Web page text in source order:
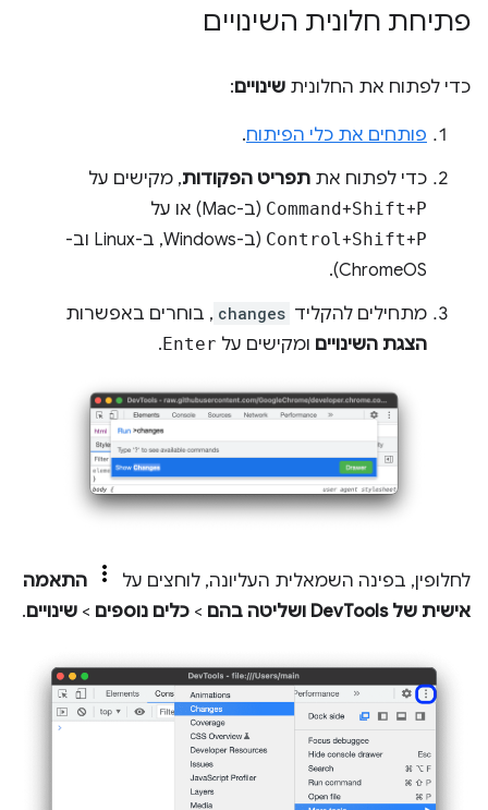
פתיחת חלונית השינויים
כדי לפתוח את החלונית שינויים:
פותחים את כלי הפיתוח.
כדי לפתוח את תפריט הפקודות, מקישים על
Command+Shift+P (ב-Mac) או על
Control+Shift+P
(ב-Windows, ב-Linux וב-
ChromeOS).
מתחילים להקליד changes , בוחרים באפשרות
הצגת השינויים ומקישים על Enter
.
לחלופין, בפינה השמאלית העליונה, לוחצים על
התאמה
אישית של DevTools ושליטה בהם
> כלים נוספים > שינויים.